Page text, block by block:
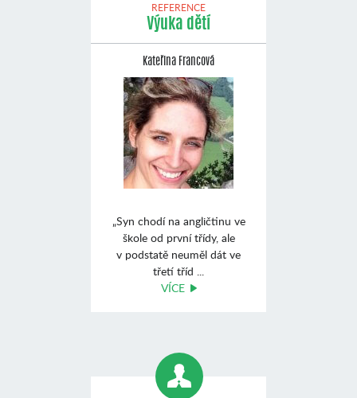
REFERENCE
Výuka dětí
Kateřina Francová
„Syn chodí na angličtinu ve
škole od první třídy, ale
v podstatě neuměl dát ve
třetí tříd ...
VÍCE